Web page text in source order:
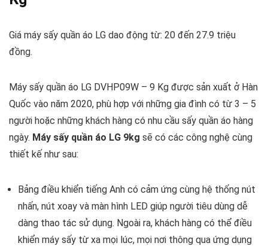
Giá máy sấy quần áo LG dao động từ: 20 đến 27.9 triệu
đồng.
Máy sấy quần áo LG DVHP09W – 9 Kg được sản xuất ở Hàn
Quốc vào năm 2020, phù hợp với những gia đình có từ 3 – 5
người hoặc những khách hàng có nhu cầu sấy quần áo hàng
ngày. Máy sấy quần áo LG 9kg sẽ có các công nghệ cùng
thiết kế như sau:
Bảng điều khiển tiếng Anh có cảm ứng cùng hệ thống nút
nhấn, nút xoay và màn hình LED giúp người tiêu dùng dễ
dàng thao tác sử dụng. Ngoài ra, khách hàng có thể điều
khiển máy sấy từ xa mọi lúc, mọi nơi thông qua ứng dụng